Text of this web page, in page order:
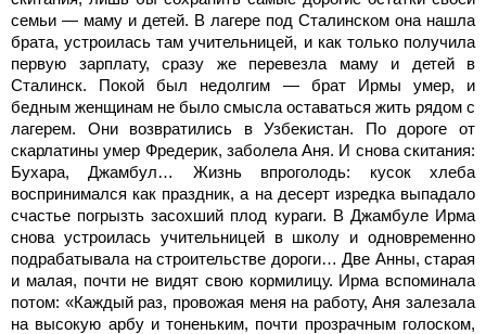
семьи — маму и детей. В лагере под Сталинском она нашла
брата, устроилась там учительницей, и как только получила
первую зарплату, сразу же перевезла маму и детей в
Сталинск. Покой был недолгим — брат Ирмы умер, и
бедным женщинам не было смысла оставаться жить рядом с
лагерем. Они возвратились в Узбекистан. По дороге от
скарлатины умер Фредерик, заболела Аня. И снова скитания:
Бухара, Джамбул… Жизнь впроголодь: кусок хлеба
воспринимался как праздник, а на десерт изредка выпадало
счастье погрызть засохший плод кураги. В Джамбуле Ирма
снова устроилась учительницей в школу и одновременно
подрабатывала на строительстве дороги… Две Анны, старая
и малая, почти не видят свою кормилицу. Ирма вспоминала
потом: «Каждый раз, провожая меня на работу, Аня залезала
на высокую арбу и тоненьким, почти прозрачным голоском,